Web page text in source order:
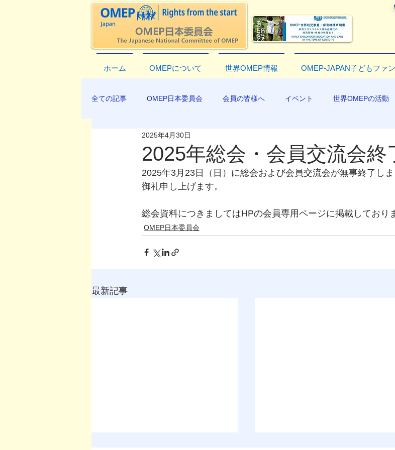
ホーム OMEPについて 世界OMEP情報 OMEP-JAPAN子どもファ
全ての記事 OMEP日本委員会 会員の皆様へ イベント 世界OMEPの活動
EXCO-COMMUNICATION
2025年総会・会員交流会終
2025年4月30日
2025年3月23日（日）に総会および会員交流会が無事終了し
御礼申し上げます。
総会資料につきましてはHPの会員専用ページに掲載しており
OMEP日本委員会
最新記事